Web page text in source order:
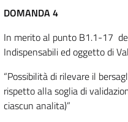
DOMANDA 4
In merito al punto B1.1-17
Indispensabili ed oggetto di
“Possibilità di rilevare il
rispetto alla soglia di
ciascun analita)”